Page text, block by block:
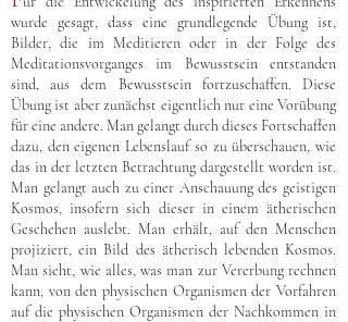
wurde gesagt, dass eine grundlegende Übung ist,
Bilder, die im Meditieren oder in der Folge des
Meditationsvorganges im Bewusstsein entstanden
sind, aus dem Bewusstsein fortzuschaffen. Diese
Übung ist aber zunächst eigentlich nur eine Vorübung
für eine andere. Man gelangt durch dieses Fortschaffen
dazu, den eigenen Lebenslauf so zu überschauen, wie
das in der letzten Betrachtung dargestellt worden ist.
Man gelangt auch zu einer Anschauung des geistigen
Kosmos, insofern sich dieser in einem ätherischen
Geschehen auslebt. Man erhält, auf den Menschen
projiziert, ein Bild des ätherisch lebenden Kosmos.
Man sieht, wie alles, was man zur Vererbung rechnen
kann, von den physischen Organismen der Vorfahren
auf die physischen Organismen der Nachkommen in